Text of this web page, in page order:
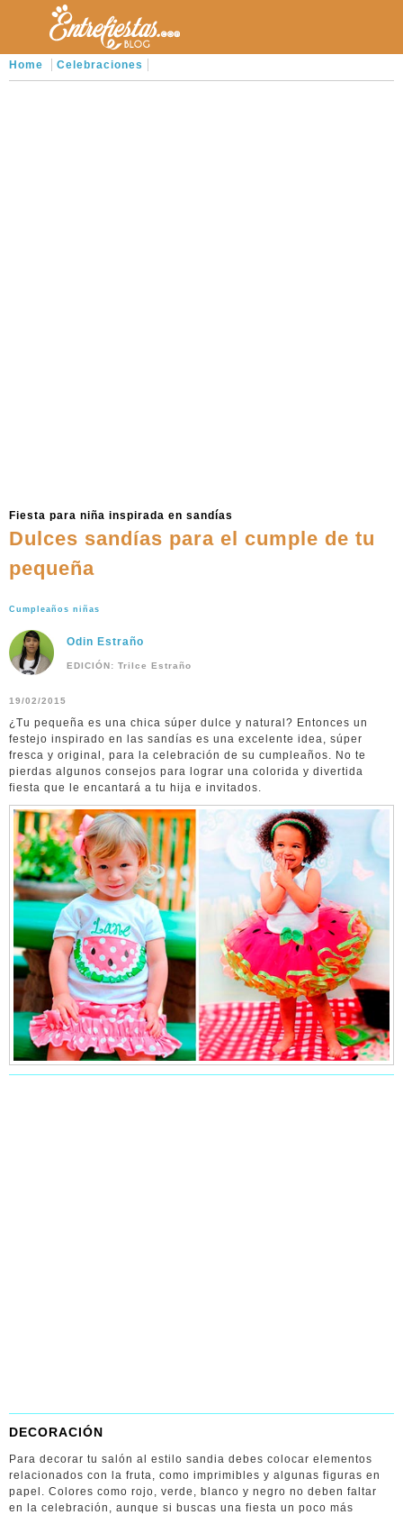
Home Celebraciones
Fiesta para niña inspirada en sandías
Dulces sandías para el cumple de tu
pequeña
Cumpleaños niñas
Odin Estraño
EDICIÓN: Trilce Estraño
19/02/2015
¿Tu pequeña es una chica súper dulce y natural? Entonces un
festejo inspirado en las sandías es una excelente idea, súper
fresca y original, para la celebración de su cumpleaños. No te
pierdas algunos consejos para lograr una colorida y divertida
fiesta que le encantará a tu hija e invitados.
DECORACIÓN
Para decorar tu salón al estilo sandia debes colocar elementos
relacionados con la fruta, como imprimibles y algunas figuras en
papel. Colores como rojo, verde, blanco y negro no deben faltar
en la celebración, aunque si buscas una fiesta un poco más